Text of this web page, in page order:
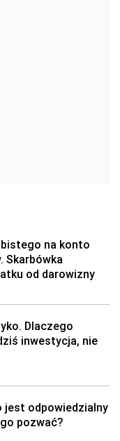
na konto
Skarbówka
od darowizny
Dlaczego
inwestycja, nie
jest odpowiedzialny
pozwać?